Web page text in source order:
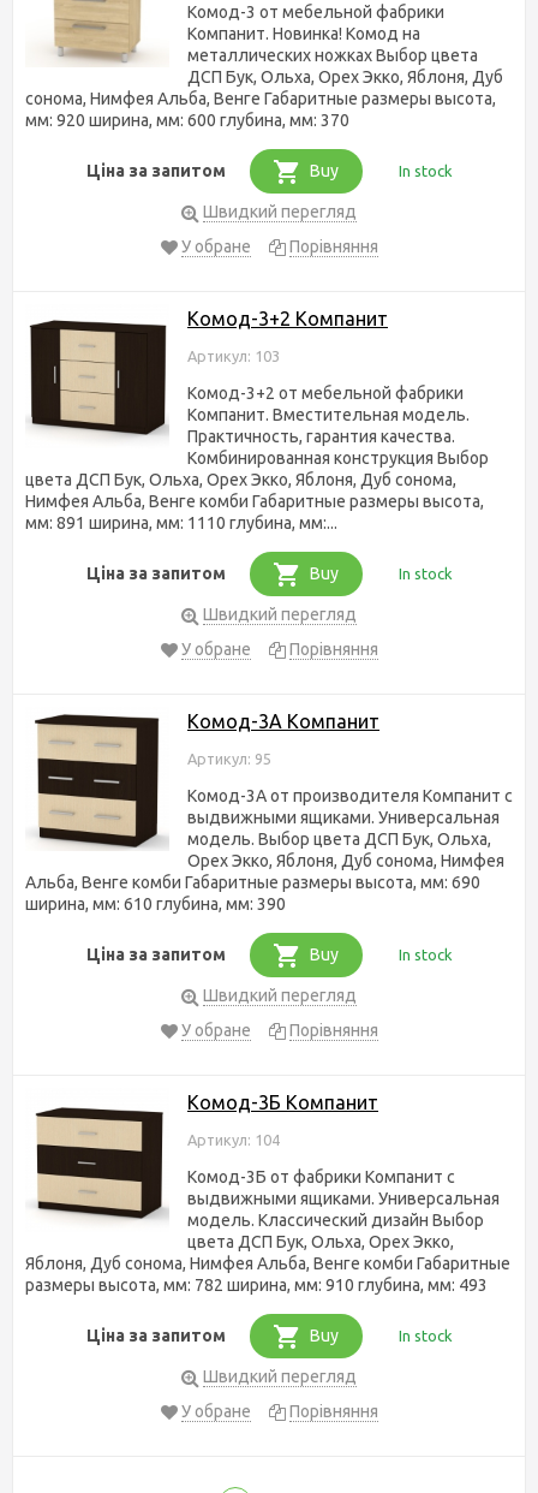
Комод-3 от мебельной фабрики
Компанит. Новинка! Комод на
металлических ножках Выбор цвета
ДСП Бук, Ольха, Орех Экко, Яблоня, Дуб
сонома, Нимфея Альба, Венге Габаритные размеры высота,
мм: 920 ширина, мм: 600 глубина, мм: 370
Ціна за запитом Buy In stock
Швидкий перегляд
У обране
Порівняння
Комод-3+2 Компанит
Артикул: 103
Комод-3+2 от мебельной фабрики
Компанит. Вместительная модель.
Практичность, гарантия качества.
Комбинированная конструкция Выбор
цвета ДСП Бук, Ольха, Орех Экко, Яблоня, Дуб сонома,
Нимфея Альба, Венге комби Габаритные размеры высота,
мм: 891 ширина, мм: 1110 глубина, мм:...
Ціна за запитом Buy In stock
Швидкий перегляд
У обране
Порівняння
Комод-3А Компанит
Артикул: 95
Комод-3А от производителя Компанит с
выдвижными ящиками. Универсальная
модель. Выбор цвета ДСП Бук, Ольха,
Орех Экко, Яблоня, Дуб сонома, Нимфея
Альба, Венге комби Габаритные размеры высота, мм: 690
ширина, мм: 610 глубина, мм: 390
Ціна за запитом Buy In stock
Швидкий перегляд
У обране
Порівняння
Комод-3Б Компанит
Артикул: 104
Комод-3Б от фабрики Компанит с
выдвижными ящиками. Универсальная
модель. Классический дизайн Выбор
цвета ДСП Бук, Ольха, Орех Экко,
Яблоня, Дуб сонома, Нимфея Альба, Венге комби Габаритные
размеры высота, мм: 782 ширина, мм: 910 глубина, мм: 493
Ціна за запитом Buy In stock
Швидкий перегляд
У обране
Порівняння